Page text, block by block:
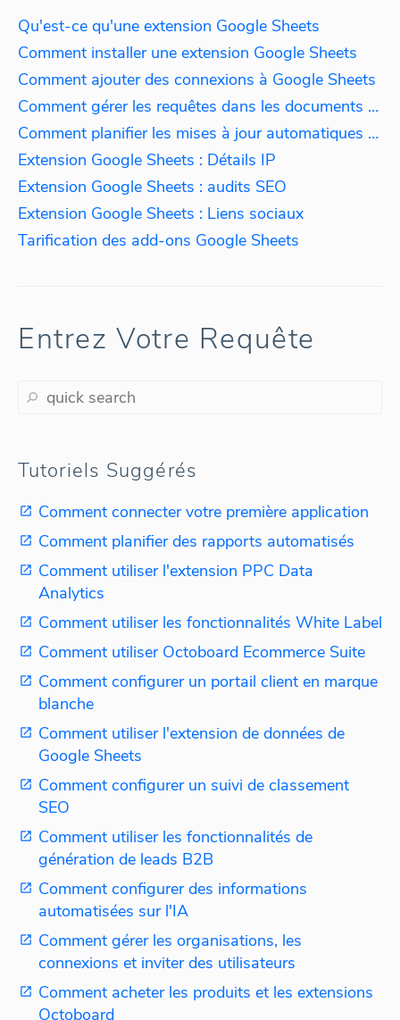
Qu'est-ce qu'une extension Google Sheets
Comment installer une extension Google Sheets
Comment ajouter des connexions à Google Sheets
Comment gérer les requêtes dans les documents Google Sheets
Comment planifier les mises à jour automatiques des requêtes
Extension Google Sheets : Détails IP
Extension Google Sheets : audits SEO
Extension Google Sheets : Liens sociaux
Tarification des add-ons Google Sheets
Entrez Votre Requête
Tutoriels Suggérés
Comment connecter votre première application
Comment planifier des rapports automatisés
Comment utiliser l'extension PPC Data
Analytics
Comment utiliser les fonctionnalités White Label
Comment utiliser Octoboard Ecommerce Suite
Comment configurer un portail client en marque
blanche
Comment utiliser l'extension de données de
Google Sheets
Comment configurer un suivi de classement
SEO
Comment utiliser les fonctionnalités de
génération de leads B2B
Comment configurer des informations
automatisées sur l'IA
Comment gérer les organisations, les
connexions et inviter des utilisateurs
Comment acheter les produits et les extensions
Octoboard